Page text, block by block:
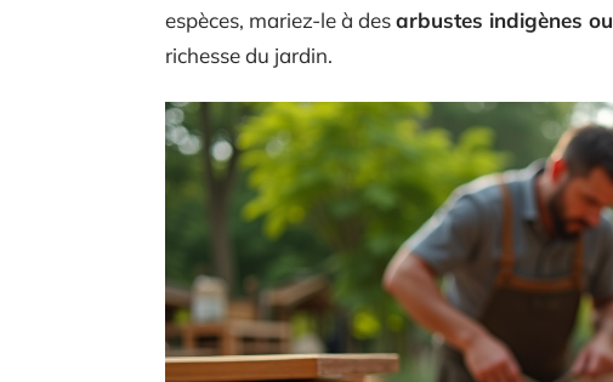
espèces, mariez-le à desarbustes indigènes
richesse du jardin.